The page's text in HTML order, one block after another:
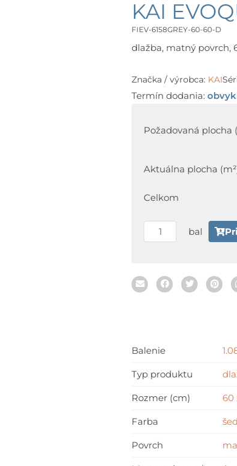
KAI
FIEV-6158GREY-60-60-D
dlažba, matný povrch,
Značka / výrobca: KAI
Termín dodania:
Požadovaná plocha
Aktuálna plocha
Celkom
KAI
60
60
cm
bal
Balenie
Typ produktu
Rozmer (cm) 60
Farba
Povrch